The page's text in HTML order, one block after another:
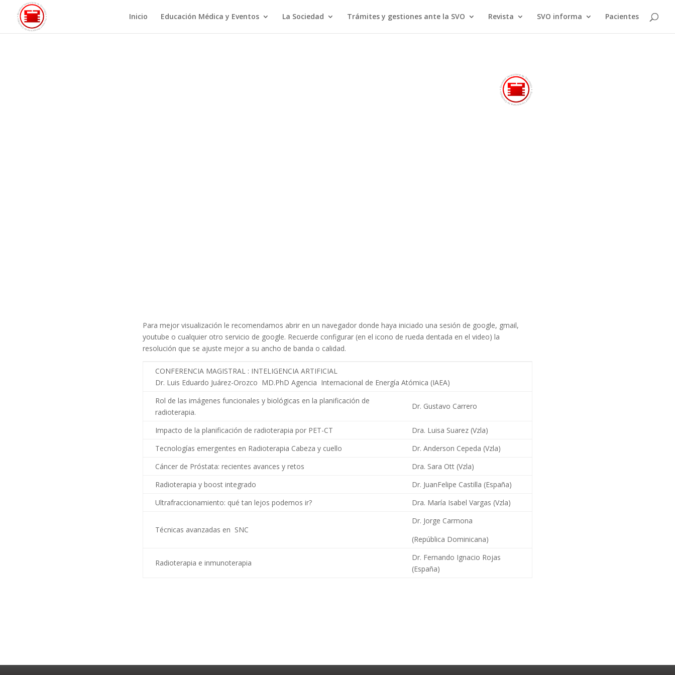
Inicio Educación Médica y Eventos La Sociedad Trámites y gestiones ante la SVO Revista SVO informa Pacientes
Para mejor visualización le recomendamos abrir en un navegador donde haya iniciado una sesión de google, gmail,
youtube o cualquier otro servicio de google. Recuerde configurar (en el icono de rueda dentada en el video) la
resolución que se ajuste mejor a su ancho de banda o calidad.
CONFERENCIA MAGISTRAL : INTELIGENCIA ARTIFICIAL
Dr. Luis Eduardo Juárez-Orozco MD.PhD Agencia Internacional de Energía Atómica (IAEA)
Rol de las imágenes funcionales y biológicas en la planificación de
radioterapia.
Dr. Gustavo Carrero
Impacto de la planificación de radioterapia por PET-CT
Dra. Luisa Suarez (Vzla)
Tecnologías emergentes en Radioterapia Cabeza y cuello
Dr. Anderson Cepeda (Vzla)
Cáncer de Próstata: recientes avances y retos
Dra. Sara Ott (Vzla)
Radioterapia y boost integrado
Dr. JuanFelipe Castilla (España)
Ultrafraccionamiento: qué tan lejos podemos ir?
Dra. María Isabel Vargas (Vzla)
Técnicas avanzadas en SNC
Dr. Jorge Carmona
(República Dominicana)
Radioterapia e inmunoterapia
Dr. Fernando Ignacio Rojas
(España)